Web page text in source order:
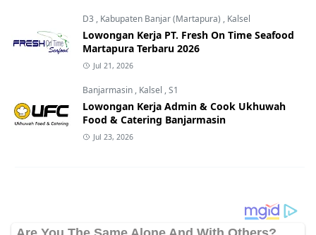
D3 , Kabupaten Banjar (Martapura) , Kalsel
Lowongan Kerja PT. Fresh On Time Seafood
Martapura Terbaru 2026
Jul 21, 2026
Banjarmasin , Kalsel ,S1
Lowongan Kerja Admin & Cook Ukhuwah
Food & Catering Banjarmasin
Jul 23, 2026